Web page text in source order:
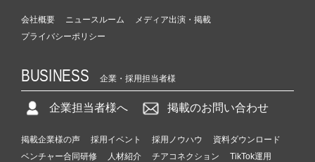
会社概要 ニュースルーム
メディア出演・掲載
プライバシーポリシー
BUSINESS 企業・採用担当者様
企業担当者様へ 掲載のお問い合わせ
掲載企業様の声 採用イベント 採用ノウハウ
資料ダウンロード
ベンチャー合同研修
人材紹介 チアコネクション
TikTok運用